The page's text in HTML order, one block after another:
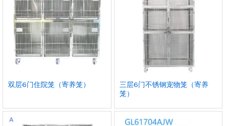
双层6门住院笼（寄养笼）
三层6门不锈钢宠物笼（寄养
笼）